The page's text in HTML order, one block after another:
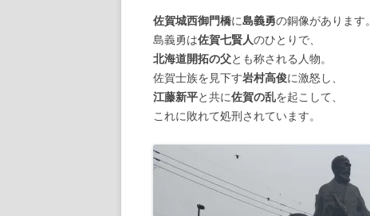
佐賀城西御門橋に島義勇の銅像があります。
島義勇は佐賀七賢人のひとりで、
北海道開拓の父とも称される人物。
佐賀士族を見下す岩村高俊に激怒し、
江藤新平と共に佐賀の乱を起こして、
これに敗れて処刑されています。